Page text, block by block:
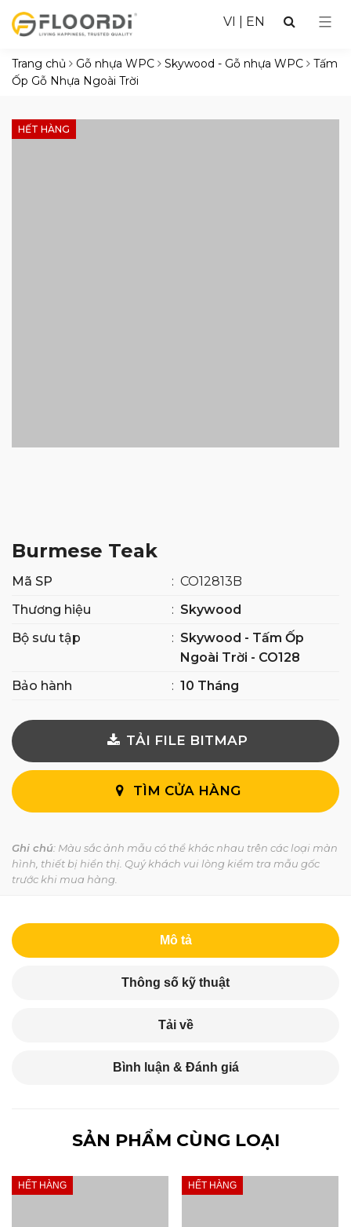
VI EN
Trang chủ Gỗ nhựa WPC Skywood - Gỗ nhựa WPC
Tấm
Ốp Gỗ Nhựa Ngoài Trời
HẾT HÀNG
Burmese Teak
Mã SP : CO12813B
Thương hiệu
: Skywood
Bộ sưu tập
: Skywood - Tấm Ốp
Ngoài Trời - CO128
Bảo hành
: 10 Tháng
TẢI FILE BITMAP
TÌM CỬA HÀNG
Ghi chú: Màu sắc ảnh mẫu có thể khác nhau trên các loại màn
hình, thiết bị hiển thị. Quý khách vui lòng kiểm tra mẫu gốc
trước khi mua hàng.
Mô tả
Thông số kỹ thuật
Tải về
Bình luận & Đánh giá
SẢN PHẨM CÙNG LOẠI
HẾT HÀNG HẾT HÀNG